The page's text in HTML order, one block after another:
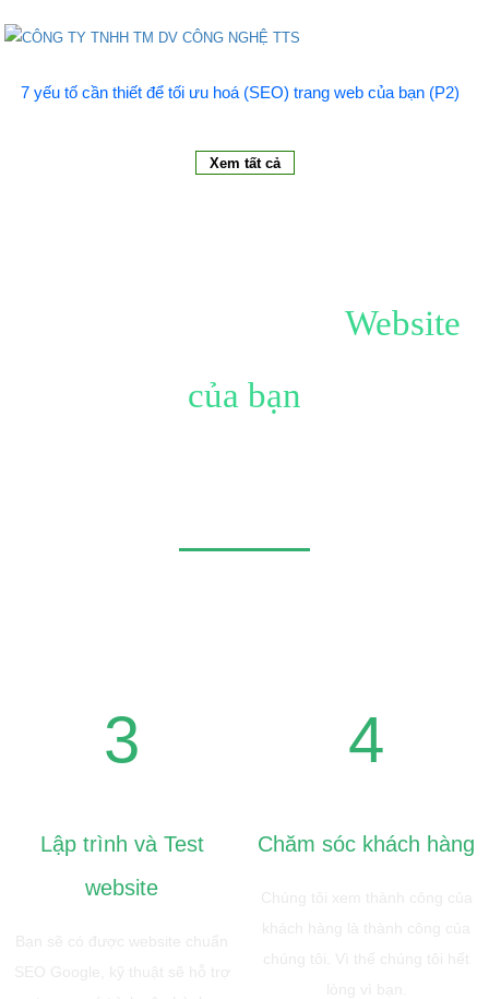
7 yếu tố cần thiết để tối ưu hoá (SEO) trang web của bạn (P2)
Xem tất cả
Website
của bạn
3
Lập trình và Test
website
4
Chăm sóc khách hàng